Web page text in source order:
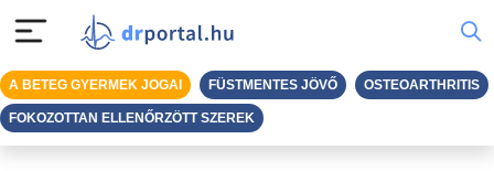
A BETEG GYERMEK JOGAI FÜSTMENTES JÖVŐ OSTEOARTHRITIS
FOKOZOTTAN ELLENŐRZÖTT SZEREK